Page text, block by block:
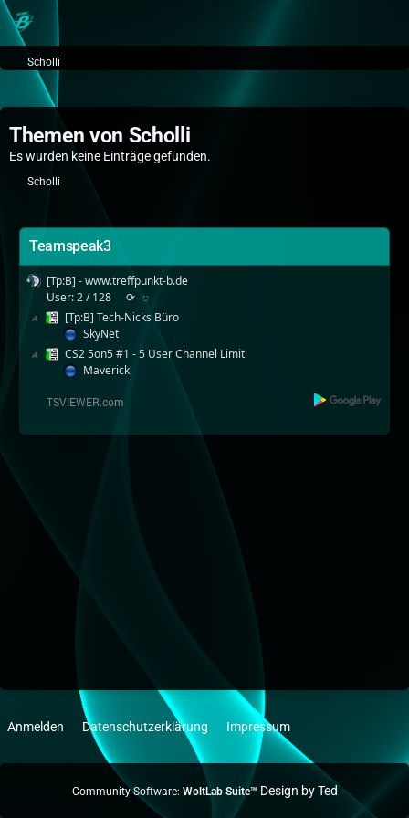
Scholli
Themen von Scholli
Es wurden keine Einträge gefunden.
Scholli
Teamspeak3
[Tp:B] - www.treffpunkt-b.de
User: 2 / 128
⟳ ◌
[Tp:B] Tech-Nicks Büro
SkyNet
CS2 5on5 #1 - 5 User Channel Limit
Maverick
Anmelden Datenschutzerklärung Impressum
Community-Software: WoltLab Suite™